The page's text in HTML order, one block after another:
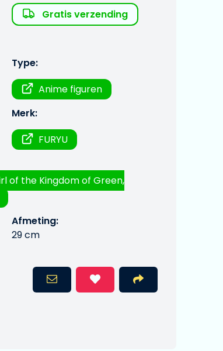
Gratis verzending
Type:
Anime figuren
Merk:
FURYU
of the Kingdom of Green,
Afmeting:
29 cm